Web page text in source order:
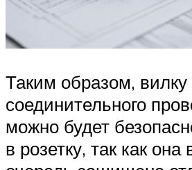
Таким образом, вилку
соединительного
можно будет
в розетку, так как она